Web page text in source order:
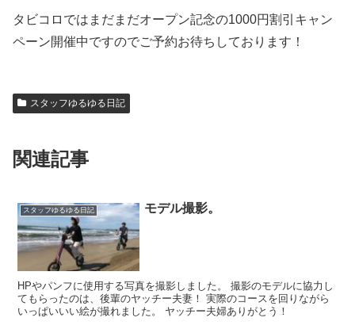
タビコロではまだまだオープン記念の1000円割引キャン
ペーン開催中ですのでご予約お待ちしております！
スタッフゆるゆる日記
関連記事
スタッフゆるゆる日記 モデル撮影。
HPやパンフに使用する写真を撮影しました。 撮影のモデルに協力し
てもらったのは、後輩のヤッチー夫妻！ 実際のコースを回りながら
いっぱいいい絵が撮れました。 ヤッチー夫婦ありがとう！